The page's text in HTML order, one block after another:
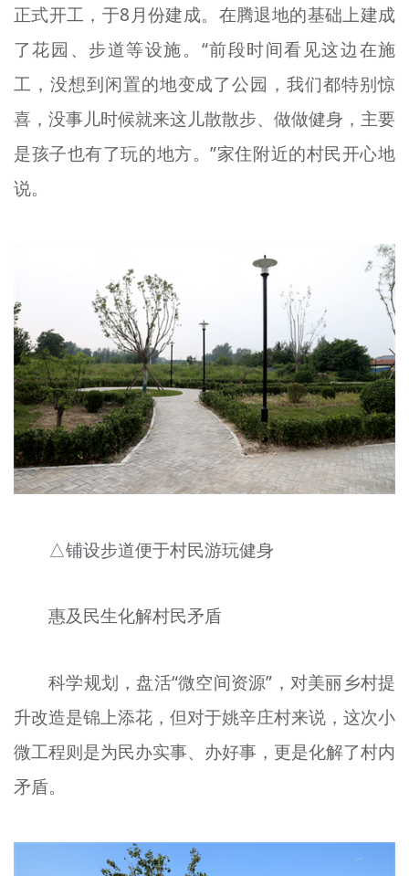
正式开工，于8月份建成。在腾退地的基础上建成
了花园、步道等设施。“前段时间看见这边在施
工，没想到闲置的地变成了公园，我们都特别惊
喜，没事儿时候就来这儿散散步、做做健身，主要
是孩子也有了玩的地方。”家住附近的村民开心地
说。
△铺设步道便于村民游玩健身
惠及民生化解村民矛盾
科学规划，盘活“微空间资源”，对美丽乡村提
升改造是锦上添花，但对于姚辛庄村来说，这次小
微工程则是为民办实事、办好事，更是化解了村内
矛盾。